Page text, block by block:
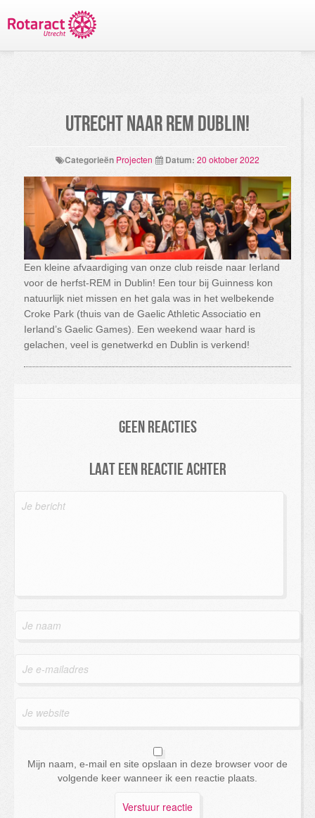
Utrecht naar REM Dublin!
Categorieën Projecten Datum: 20 oktober 2022
Een kleine afvaardiging van onze club reisde naar Ierland
voor de herfst-REM in Dublin! Een tour bij Guinness kon
natuurlijk niet missen en het gala was in het welbekende
Croke Park (thuis van de Gaelic Athletic Associatio en
Ierland’s Gaelic Games). Een weekend waar hard is
gelachen, veel is genetwerkd en Dublin is verkend!
Geen reacties
Laat een reactie achter
Mijn naam, e-mail en site opslaan in deze browser voor de
volgende keer wanneer ik een reactie plaats.